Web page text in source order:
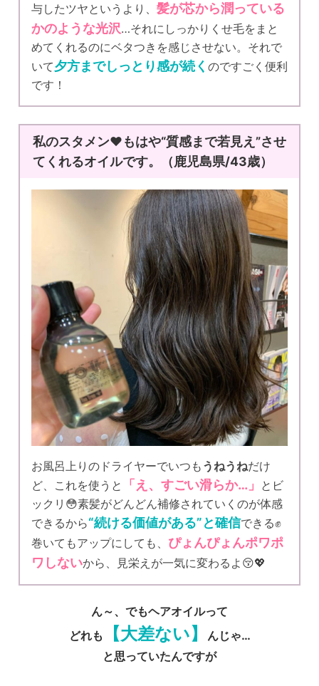
与したツヤというより、 髪が芯から潤っている
かのような光沢…それにしっかりくせ毛をまと
めてくれるのにベタつきを感じさせない。それで
いて夕方までしっとり感が続く のですごく便利
です！
私のスタメン♥もはや“質感まで若見え”させ
てくれるオイルです。（鹿児島県/43歳）
お風呂上りのドライヤーでいつも うねうねだけ
ど、これを使うと
「え、すごい滑らか…」 とビ
ックリ😳素髪がどんどん補修されていくのが体感
できるから“続ける価値がある”と確信できる✊
巻いてもアップにしても、 ぴょんぴょんポワポ
ワしないから、見栄えが一気に変わるよ😚💖
ん～、でもヘアオイルって
どれも
【大差ない】
んじゃ…
と思っていたんですが